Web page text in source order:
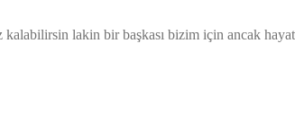
kalabilirsin lakin bir başkası bizim için ancak hayat